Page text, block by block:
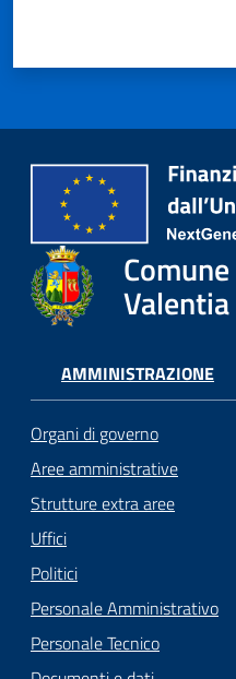
Valentia
AMMINISTRAZIONE
Organi di governo
Aree amministrative
Strutture extra aree
Uffici
Politici
Personale Amministrativo
Personale Tecnico